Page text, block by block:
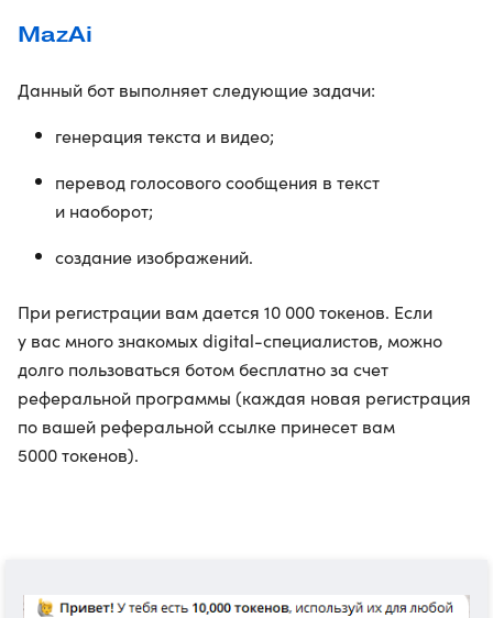
MazAi
Данный бот выполняет следующие задачи:
генерация текста и видео;
перевод голосового сообщения в текст
и наоборот;
создание изображений.
При регистрации вам дается 10 000 токенов. Если
у вас много знакомых digital-специалистов, можно
долго пользоваться ботом бесплатно за счет
реферальной программы (каждая новая регистрация
по вашей реферальной ссылке принесет вам
5000 токенов).